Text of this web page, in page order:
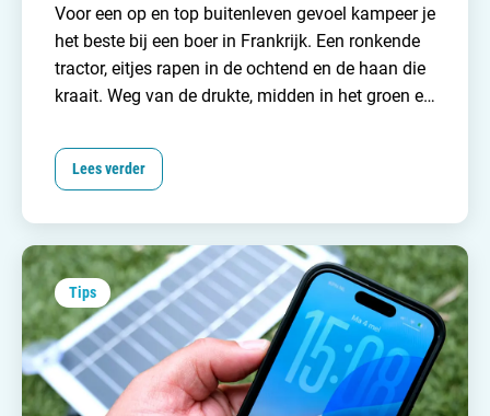
Voor een op en top buitenleven gevoel kampeer je
het beste bij een boer in Frankrijk. Een ronkende
tractor, eitjes rapen in de ochtend en de haan die
kraait. Weg van de drukte, midden in het groen en
Kamperen bij een boer in Frankrijk wordt steeds
populairder en daarom hebben wij van
Lees verder
Tips